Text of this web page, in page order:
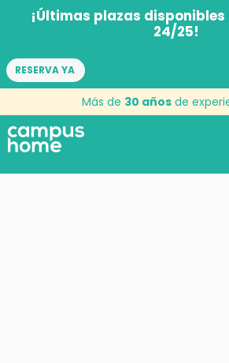
¡Últimas plazas
24/25!
RESERVA YA
Más de 30 años de